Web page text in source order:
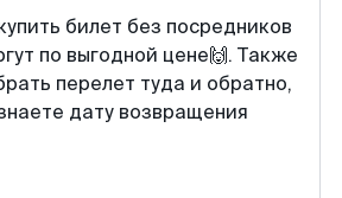
билет без посредников
по выгодной цене🙌. Также
перелет туда и обратно,
дату возвращения